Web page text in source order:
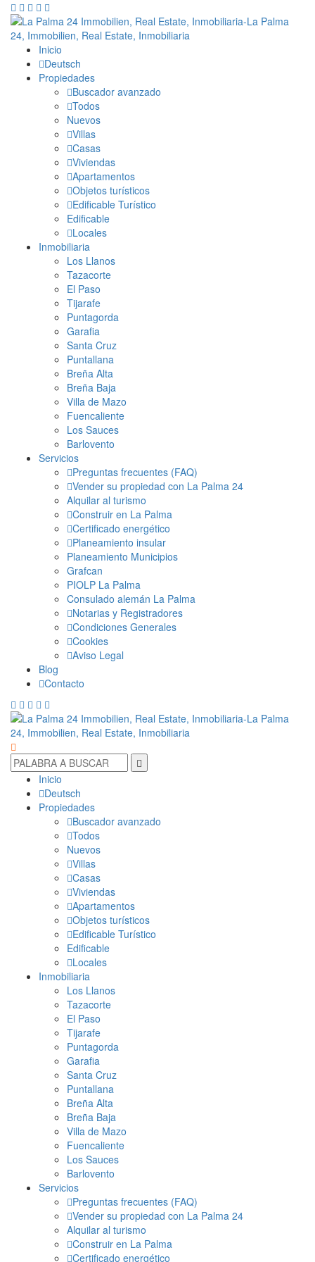
Inicio
Deutsch
Propiedades
Buscador avanzado
Todos
Nuevos
Villas
Casas
Viviendas
Apartamentos
Objetos turísticos
Edificable Turístico
Edificable
Locales
Inmobiliaria
Los Llanos
Tazacorte
El Paso
Tijarafe
Puntagorda
Garafia
Santa Cruz
Puntallana
Breña Alta
Breña Baja
Villa de Mazo
Fuencaliente
Los Sauces
Barlovento
Servicios
Preguntas frecuentes (FAQ)
Vender su propiedad con La Palma 24
Alquilar al turismo
Construir en La Palma
Certificado energético
Planeamiento insular
Planeamiento Municipios
Grafcan
PIOLP La Palma
Consulado alemán La Palma
Notarias y Registradores
Condiciones Generales
Cookies
Aviso Legal
Blog
Contacto
Inicio
Deutsch
Propiedades
Buscador avanzado
Todos
Nuevos
Villas
Casas
Viviendas
Apartamentos
Objetos turísticos
Edificable Turístico
Edificable
Locales
Inmobiliaria
Los Llanos
Tazacorte
El Paso
Tijarafe
Puntagorda
Garafia
Santa Cruz
Puntallana
Breña Alta
Breña Baja
Villa de Mazo
Fuencaliente
Los Sauces
Barlovento
Servicios
Preguntas frecuentes (FAQ)
Vender su propiedad con La Palma 24
Alquilar al turismo
Construir en La Palma
Certificado energético